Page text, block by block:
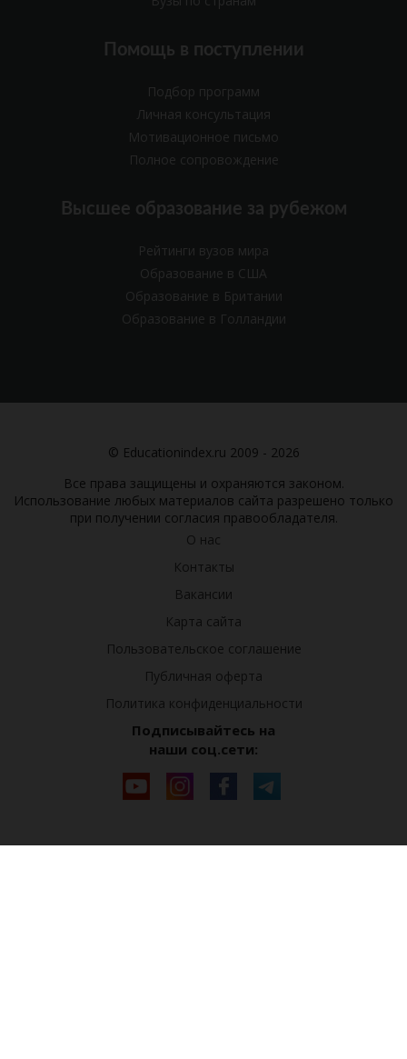
Помощь в поступлении
Подбор программ
Личная консультация
Мотивационное письмо
Полное сопровождение
Высшее образование за рубежом
Рейтинги вузов мира
Образование в США
Образование в Британии
Образование в Голландии
© Educationindex.ru 2009 - 2026
Все права защищены и охраняются законом.
Использование любых материалов сайта разрешено только
при получении согласия правообладателя.
О нас
Контакты
Вакансии
Карта сайта
Пользовательское соглашение
Публичная оферта
Политика конфиденциальности
Подписывайтесь на
наши соц.сети: